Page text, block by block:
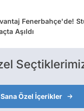
Fenerbahçe'de!
Aşıldı
Özel İçerikler